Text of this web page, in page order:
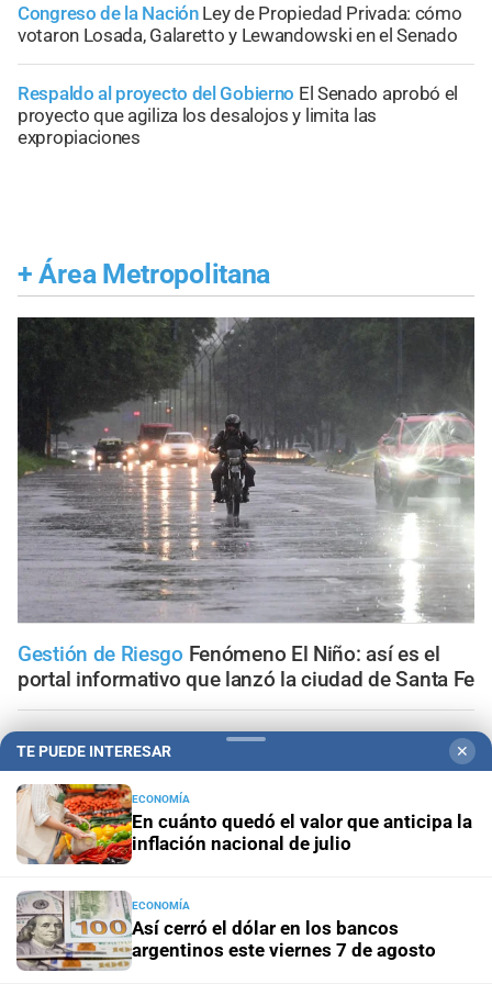
Congreso de la Nación Ley de Propiedad Privada: cómo
votaron Losada, Galaretto y Lewandowski en el Senado
Respaldo al proyecto del Gobierno El Senado aprobó el
proyecto que agiliza los desalojos y limita las
expropiaciones
+ Área Metropolitana
Gestión de Riesgo Fenómeno El Niño: así es el
portal informativo que lanzó la ciudad de Santa Fe
En Santa FeTodo lo que tenés que saber antes de salir
de casa en Santa Fe este viernes 7 de agosto
Viernes 7 de agosto de 2026El tránsito en la provincia
de Santa Fe; la información minuto a minuto
Aceleran el recambio de la flota
70 colectivos y el 40% del servicio ya se presta con
unidades modernizadas
TE PUEDE INTERESAR ✕
ECONOMÍA
En cuánto quedó el valor que anticipa la
inflación nacional de julio
ECONOMÍA
Así cerró el dólar en los bancos
argentinos este viernes 7 de agosto